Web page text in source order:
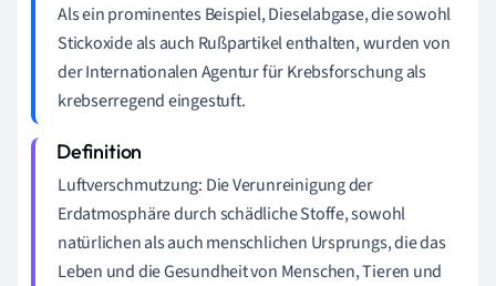
Als ein prominentes Beispiel, Dieselabgase, die sowohl
Stickoxide als auch Rußpartikel enthalten, wurden von
der Internationalen Agentur für Krebsforschung als
krebserregend eingestuft.
Luftverschmutzung: Die Verunreinigung der
Erdatmosphäre durch schädliche Stoffe, sowohl
natürlichen als auch menschlichen Ursprungs, die das
Leben und die Gesundheit von Menschen, Tieren und